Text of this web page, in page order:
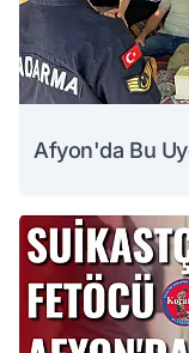
Afyon'da Bu